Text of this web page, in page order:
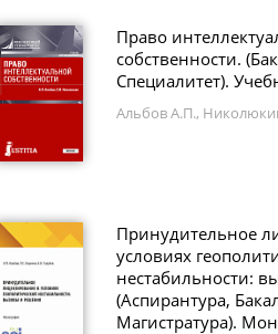
Право
собственности.
Специалитет).
Альбов А.П.,
Принудительное
условиях
нестабильности:
(Аспирантура,
Магистратура).